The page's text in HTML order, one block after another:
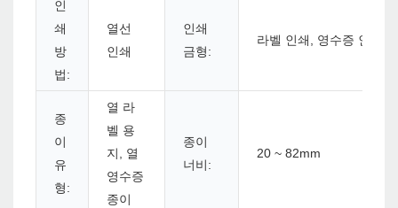
인
쇄
방
법:
열선
인쇄
인쇄
금형:
라벨 인쇄, 영수증 인쇄
종
이
유
형:
열 라
벨 용
지, 열
영수증
종이
종이
너비:
20 ~ 82mm